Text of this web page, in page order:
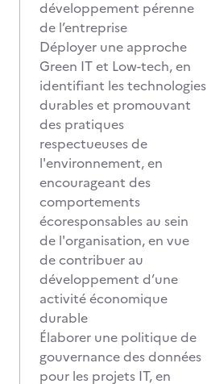
développement pérenne
de l’entreprise
Déployer une approche
Green IT et Low-tech, en
identifiant les technologies
durables et promouvant
des pratiques
respectueuses de
l'environnement, en
encourageant des
comportements
écoresponsables au sein
de l'organisation, en vue
de contribuer au
développement d’une
activité économique
durable
Élaborer une politique de
gouvernance des données
pour les projets IT, en